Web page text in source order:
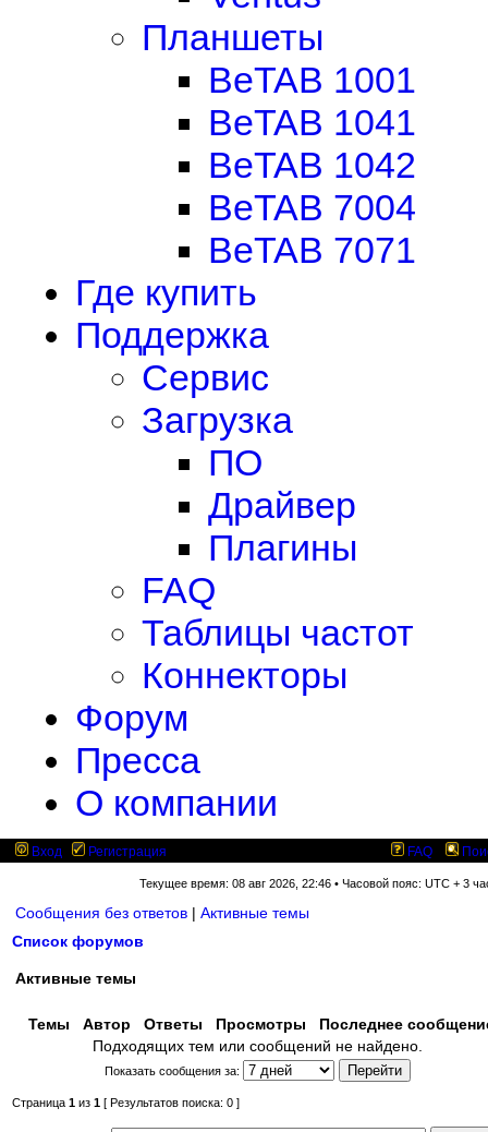
Планшеты
BeTAB 1001
BeTAB 1041
BeTAB 1042
BeTAB 7004
BeTAB 7071
Где купить
Поддержка
Сервис
Загрузка
ПО
Драйвер
Плагины
FAQ
Таблицы частот
Коннекторы
Форум
Пресса
О компании
Вход Регистрация FAQ
Текущее время: 08 авг 2026, 22:46 • Часовой пояс: UTC + 3
Сообщения без ответов | Активные темы
Список форумов
Активные темы
Темы Автор Ответы Просмотры
Последнее
Подходящих тем или сообщений не найдено.
Показать сообщения за:
Страница 1 из 1 [ Результатов поиска: 0 ]